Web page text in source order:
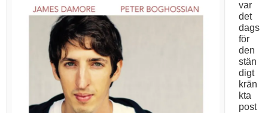
var
det
dags
för
den
stän
digt
krän
kta
post